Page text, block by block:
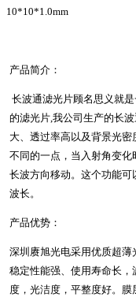
10*10*1.0mm
产品简介：
长波通滤光片顾名思义就
的滤光片,我公司生产的长
大、透过率高以及背景光
不同的一点，当入射角变化
长波方向移动。这个功能
波长。
产品优势：
深圳赓旭光电采用优质超薄
稳定性能强、使用寿命长
度，光洁度，平整度好。膜